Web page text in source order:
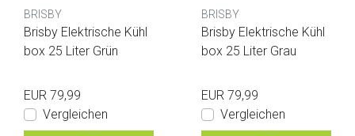
BRISBY
Brisby Elektrische Kühl
box 25 Liter Grün
EUR 79,99
Vergleichen
BRISBY
Brisby Elektrische Kühl
box 25 Liter Grau
EUR 79,99
Vergleichen